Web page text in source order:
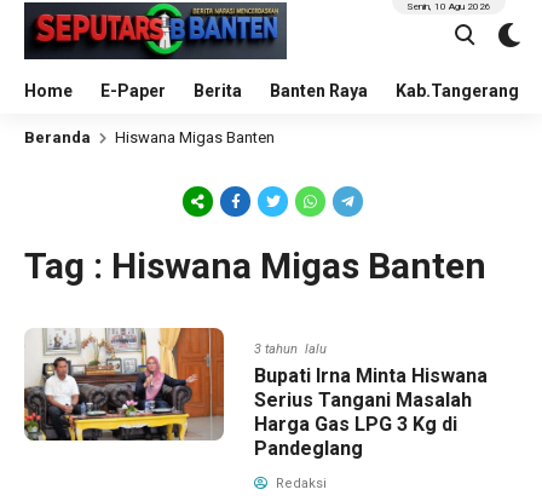
Home E-Paper Berita Banten Raya Kab.Tangerang
Senin, 10 Agu 2026
Beranda Hiswana Migas Banten
Tag : Hiswana Migas Banten
3 tahun lalu
Bupati Irna Minta Hiswana
Serius Tangani Masalah
Harga Gas LPG 3 Kg di
Pandeglang
Redaksi